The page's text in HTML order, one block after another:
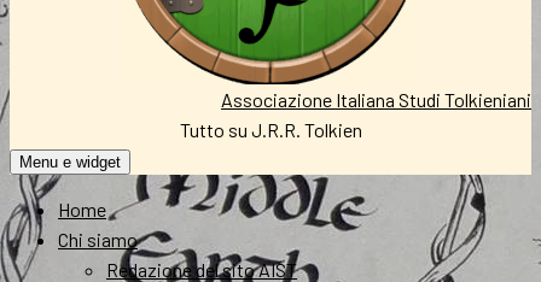
Associazione Italiana Studi Tolkieniani
Tutto su J.R.R. Tolkien
Menu e widget
Home
Chi siamo
Redazione del sito AIST